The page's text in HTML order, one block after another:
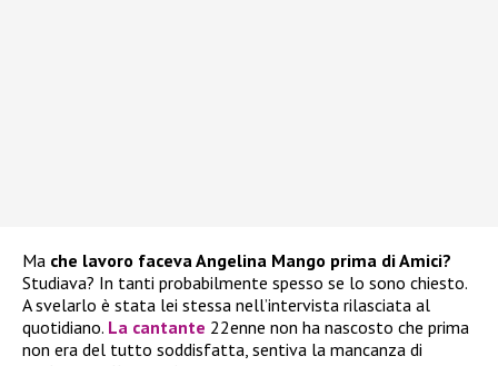
Ma che lavoro faceva Angelina Mango prima di Amici?
Studiava? In tanti probabilmente spesso se lo sono chiesto.
A svelarlo è stata lei stessa nell’intervista rilasciata al
quotidiano. La cantante 22enne non ha nascosto che prima
non era del tutto soddisfatta, sentiva la mancanza di